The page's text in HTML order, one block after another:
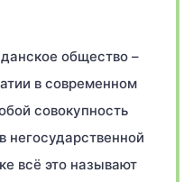
общество –
в современном
совокупность
негосударственной
всё это называют